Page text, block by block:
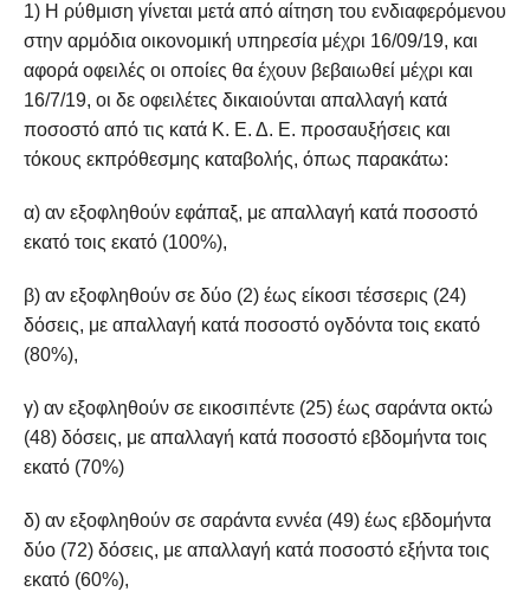
1) Η ρύθμιση γίνεται μετά από αίτηση του ενδιαφερόμενου
στην αρμόδια οικονομική υπηρεσία μέχρι 16/09/19, και
αφορά οφειλές οι οποίες θα έχουν βεβαιωθεί μέχρι και
16/7/19, οι δε οφειλέτες δικαιούνται απαλλαγή κατά
ποσοστό από τις κατά Κ. Ε. Δ. Ε. προσαυξήσεις και
τόκους εκπρόθεσμης καταβολής, όπως παρακάτω:
α) αν εξοφληθούν εφάπαξ, με απαλλαγή κατά ποσοστό
εκατό τοις εκατό (100%),
β) αν εξοφληθούν σε δύο (2) έως είκοσι τέσσερις (24)
δόσεις, με απαλλαγή κατά ποσοστό ογδόντα τοις εκατό
(80%),
γ) αν εξοφληθούν σε εικοσιπέντε (25) έως σαράντα οκτώ
(48) δόσεις, με απαλλαγή κατά ποσοστό εβδομήντα τοις
εκατό (70%)
δ) αν εξοφληθούν σε σαράντα εννέα (49) έως εβδομήντα
δύο (72) δόσεις, με απαλλαγή κατά ποσοστό εξήντα τοις
εκατό (60%),